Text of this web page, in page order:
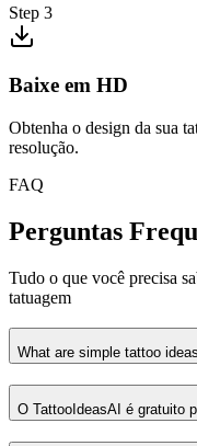
Step 3
Baixe em HD
Obtenha o design da sua
resolução.
FAQ
Perguntas
Tudo o que você precisa
tatuagem
What are simple tattoo
O TattooIdeasAI é gratuito